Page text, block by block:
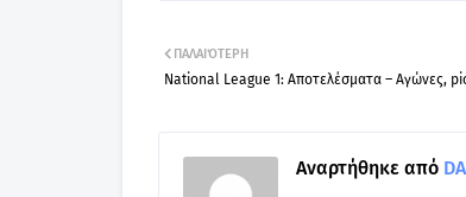
ΠΑΛΑΙΌΤΕΡΗ
National League 1: Αποτελέσματα – Αγώνες,
Αναρτήθηκε από